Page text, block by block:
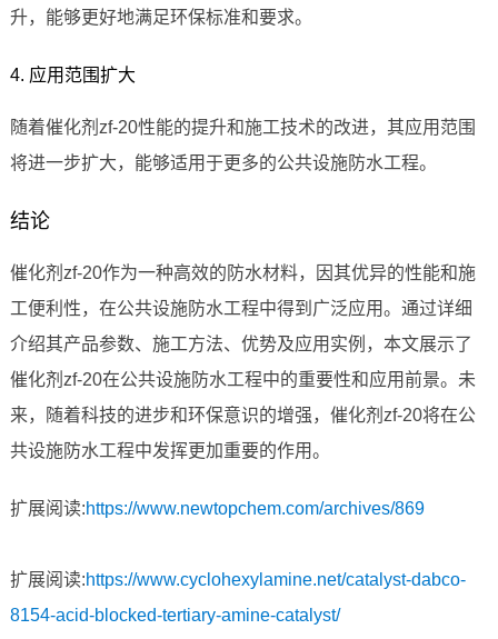
升，能够更好地满足环保标准和要求。
4. 应用范围扩大
随着催化剂zf-20性能的提升和施工技术的改进，其应用范围
将进一步扩大，能够适用于更多的公共设施防水工程。
结论
催化剂zf-20作为一种高效的防水材料，因其优异的性能和施
工便利性，在公共设施防水工程中得到广泛应用。通过详细
介绍其产品参数、施工方法、优势及应用实例，本文展示了
催化剂zf-20在公共设施防水工程中的重要性和应用前景。未
来，随着科技的进步和环保意识的增强，催化剂zf-20将在公
共设施防水工程中发挥更加重要的作用。
扩展阅读:https://www.newtopchem.com/archives/869
扩展阅读:https://www.cyclohexylamine.net/catalyst-dabco-
8154-acid-blocked-tertiary-amine-catalyst/